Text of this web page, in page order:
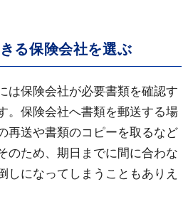
る保険会社を選ぶ
は保険会社が必要書類を確認す
。保険会社へ書類を郵送する場
再送や書類のコピーを取るなど
のため、期日までに間に合わな
しになってしまうこともありえ